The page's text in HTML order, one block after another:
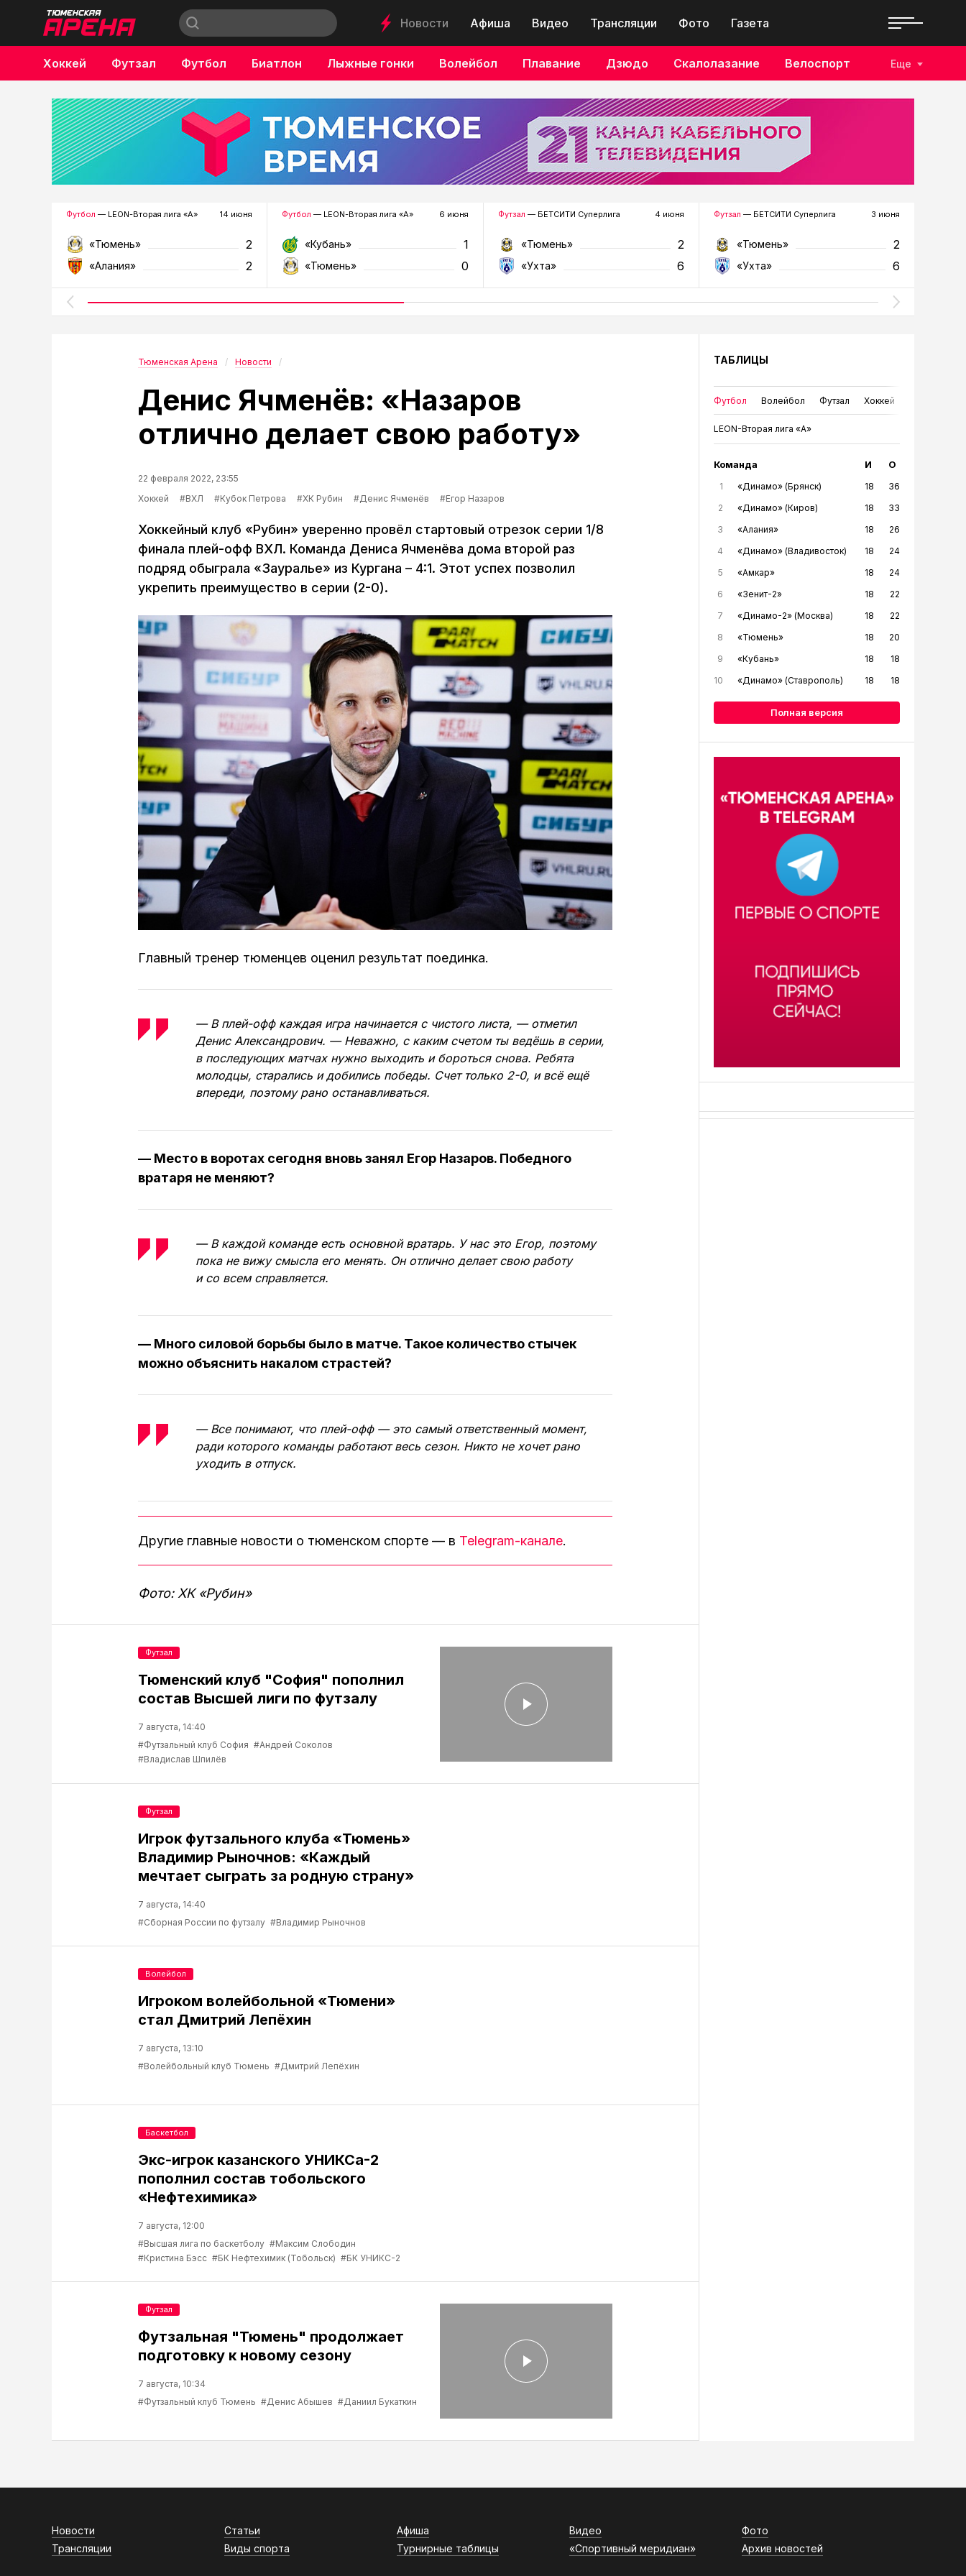
Новости Афиша Видео Трансляции Фото Газета
Хоккей Футзал Футбол Биатлон Лыжные гонки Волейбол Плавание Дзюдо Скалолазание Велоспорт
Бокс
Еще
Футбол — LEON-Вторая лига «А» 14 июня
«Тюмень» 2
«Алания» 2
Футбол — LEON-Вторая лига «А» 6 июня
«Кубань» 1
«Тюмень» 0
Футзал — БЕТСИТИ Суперлига 4 июня
«Тюмень» 2
«Ухта» 6
Футзал — БЕТСИТИ Суперлига 3 июня
«Тюмень» 2
«Ухта» 6
Тюменская Арена Новости
Денис Ячменёв: «Назаров
отлично делает свою работу»
22 февраля 2022, 23:55
Хоккей
#ВХЛ #Кубок Петрова #ХК Рубин #Денис Ячменёв #Егор Назаров
Хоккейный клуб «Рубин» уверенно провёл стартовый отрезок серии 1/8
финала плей-офф ВХЛ. Команда Дениса Ячменёва дома второй раз
подряд обыграла «Зауралье» из Кургана – 4:1. Этот успех позволил
укрепить преимущество в серии (2-0).
Главный тренер тюменцев оценил результат поединка.
— В плей-офф каждая игра начинается с чистого листа, — отметил
Денис Александрович. — Неважно, с каким счетом ты ведёшь в серии,
в последующих матчах нужно выходить и бороться снова. Ребята
молодцы, старались и добились победы. Счет только 2-0, и всё ещё
впереди, поэтому рано останавливаться.
— Место в воротах сегодня вновь занял Егор Назаров. Победного
вратаря не меняют?
— В каждой команде есть основной вратарь. У нас это Егор, поэтому
пока не вижу смысла его менять. Он отлично делает свою работу
и со всем справляется.
— Много силовой борьбы было в матче. Такое количество стычек
можно объяснить накалом страстей?
— Все понимают, что плей-офф — это самый ответственный момент,
ради которого команды работают весь сезон. Никто не хочет рано
уходить в отпуск.
Другие главные новости о тюменском спорте — в Telegram-канале.
Фото: ХК «Рубин»
Тюменский клуб "София" пополнил
состав Высшей лиги по футзалу
7 августа, 14:40
#Футзальный клуб София #Андрей Соколов
#Владислав Шпилёв
Футзал
Игрок футзального клуба «Тюмень»
Владимир Рыночнов: «Каждый
мечтает сыграть за родную страну»
7 августа, 14:40
#Сборная России по футзалу #Владимир Рыночнов
Футзал
Игроком волейбольной «Тюмени»
стал Дмитрий Лепёхин
7 августа, 13:10
#Волейбольный клуб Тюмень #Дмитрий Лепёхин
Волейбол
Экс-игрок казанского УНИКСа-2
пополнил состав тобольского
«Нефтехимика»
7 августа, 12:00
#Высшая лига по баскетболу #Максим Слободин
#Кристина Бэсс #БК Нефтехимик (Тобольск) #БК УНИКС-2
Баскетбол
Футзальная "Тюмень" продолжает
подготовку к новому сезону
7 августа, 10:34
#Футзальный клуб Тюмень #Денис Абышев #Даниил Букаткин
Футзал
ТАБЛИЦЫ
Футбол Волейбол Футзал Хоккей
LEON-Вторая лига «А»
Команда И О
1 «Динамо» (Брянск) 18
36
2
«Динамо» (Киров) 18
33
3
«Алания» 18
26
4
«Динамо» (Владивосток) 18
24
5
«Амкар» 18
24
6
«Зенит-2» 18
22
7
«Динамо-2» (Москва) 18
22
8
«Тюмень» 18
20
9
«Кубань» 18
18
10
«Динамо» (Ставрополь) 18 18
Полная версия
Новости Статьи Афиша Видео
Фото
Трансляции
Виды спорта Турнирные таблицы «Спортивный меридиан» Архив новостей